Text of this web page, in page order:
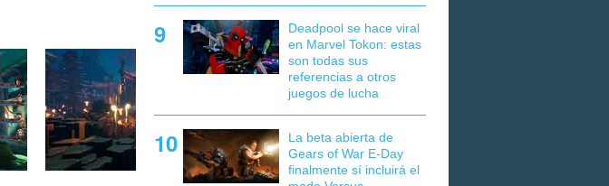
Deadpool se hace viral
en Marvel Tokon: estas
son todas sus
referencias a otros
juegos de lucha
La beta abierta de
Gears of War E-Day
finalmente sí incluirá el